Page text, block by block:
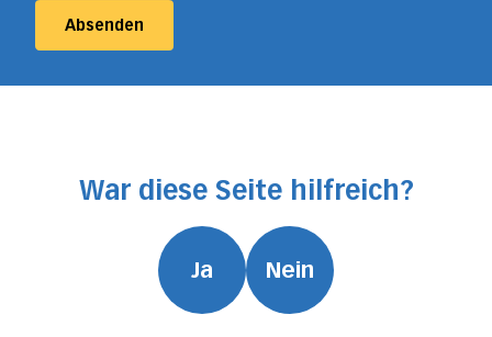
Absenden
War diese Seite hilfreich?
Ja Nein